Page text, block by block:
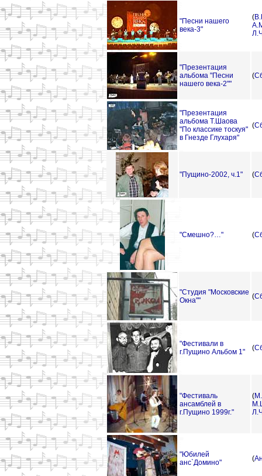
"Песни нашего
века-3"
(
"Презентация
альбома "Песни
нашего века-2""
(
"Презентация
альбома Т.Шаова
"По классике тоскуя"
в Гнезде Глухаря"
(
"Пущино-2002, ч.1" (
"Смешно?…" (
"Студия "Московские
Окна""
(
"Фестивали в
г.Пущино Альбом 1"
(
"Фестиваль
ансамблей в
г.Пущино 1999г."
(
"Юбилей
анс`Домино"
(